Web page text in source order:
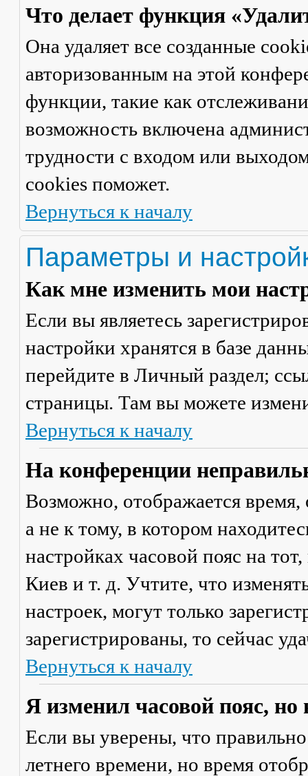
Что делает функция
Она удаляет все созданные
авторизованным на этой
функции, такие как
возможность включена
трудности с входом или
cookies поможет.
Вернуться к началу
Параметры и
Как мне изменить мои
Если вы являетесь
настройки хранятся в базе
перейдите в Личный раздел;
страницы. Там вы можете
Вернуться к началу
На конференции
Возможно, отображается время,
а не к тому, в котором
настройках часовой пояс на
Киев и т. д. Учтите, что
настроек, могут только
зарегистрированы, то сейчас
Вернуться к началу
Я изменил часовой пояс,
Если вы уверены, что
летнего времени, но время